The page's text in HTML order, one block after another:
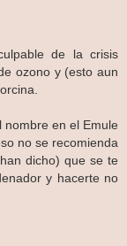
de la crisis
ozono y (esto aun
en el Emule
no se recomienda
dicho) que se te
y hacerte no